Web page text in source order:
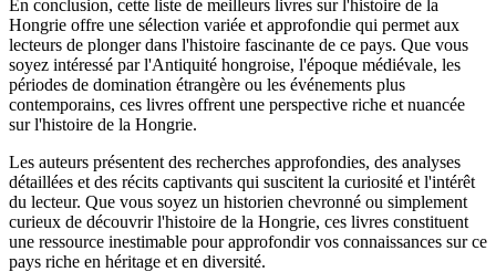
En conclusion, cette liste de meilleurs livres sur l'histoire de la
Hongrie offre une sélection variée et approfondie qui permet aux
lecteurs de plonger dans l'histoire fascinante de ce pays. Que vous
soyez intéressé par l'Antiquité hongroise, l'époque médiévale, les
périodes de domination étrangère ou les événements plus
contemporains, ces livres offrent une perspective riche et nuancée
sur l'histoire de la Hongrie.
Les auteurs présentent des recherches approfondies, des analyses
détaillées et des récits captivants qui suscitent la curiosité et l'intérêt
du lecteur. Que vous soyez un historien chevronné ou simplement
curieux de découvrir l'histoire de la Hongrie, ces livres constituent
une ressource inestimable pour approfondir vos connaissances sur ce
pays riche en héritage et en diversité.